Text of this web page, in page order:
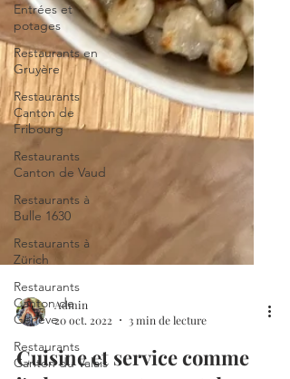
Entrées et
potages
Restaurants en
Gruyère
Restaurants
Canton de
Fribourg
Restaurants
Canton de Vaud
Restaurants à
Bulle 1630
Restaurants à
Zürich
Restaurants
Canton de
Genève
Restaurants
Canton du Valais
Admin
20 oct. 2022
3 min de lecture